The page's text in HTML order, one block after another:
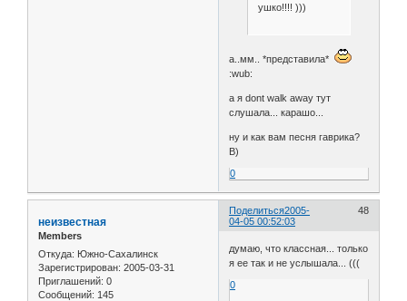
ушко!!!! )))
а..мм.. *представила*
:wub:
а я dont walk away тут
слушала... карашо...
ну и как вам песня гаврика?
B)
0
Поделиться 48
2005-
04-05 00:52:03
неизвестная
Members
Откуда: Южно-Сахалинск
Зарегистрирован: 2005-03-31
Приглашений: 0
Сообщений: 145
думаю, что классная... только
я ее так и не услышала... (((
0